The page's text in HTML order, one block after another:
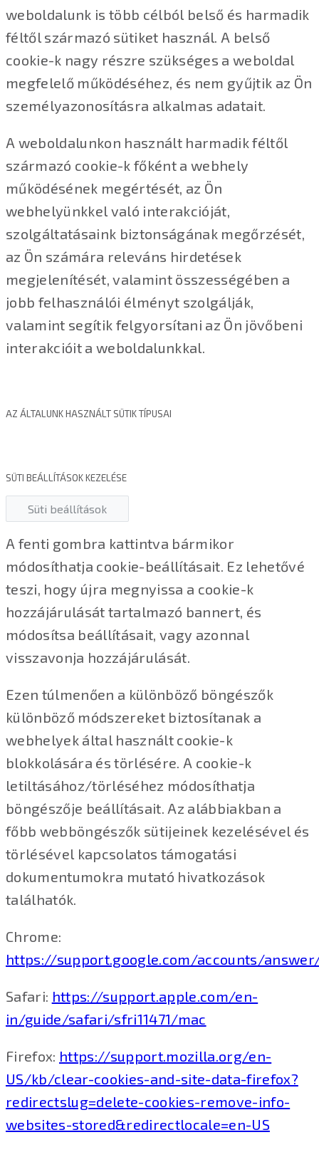
weboldalunk is több célból belső és harmadik
féltől származó sütiket használ. A belső
cookie-k nagy részre szükséges a weboldal
megfelelő működéséhez, és nem gyűjtik az Ön
személyazonosításra alkalmas adatait.
A weboldalunkon használt harmadik féltől
származó cookie-k főként a webhely
működésének megértését, az Ön
webhelyünkkel való interakcióját,
szolgáltatásaink biztonságának megőrzését,
az Ön számára releváns hirdetések
megjelenítését, valamint összességében a
jobb felhasználói élményt szolgálják,
valamint segítik felgyorsítani az Ön jövőbeni
interakcióit a weboldalunkkal.
AZ ÁLTALUNK HASZNÁLT SÜTIK TÍPUSAI
SÜTI BEÁLLÍTÁSOK KEZELÉSE
Süti beállítások
A fenti gombra kattintva bármikor
módosíthatja cookie-beállításait. Ez lehetővé
teszi, hogy újra megnyissa a cookie-k
hozzájárulását tartalmazó bannert, és
módosítsa beállításait, vagy azonnal
visszavonja hozzájárulását.
Ezen túlmenően a különböző böngészők
különböző módszereket biztosítanak a
webhelyek által használt cookie-k
blokkolására és törlésére. A cookie-k
letiltásához/törléséhez módosíthatja
böngészője beállításait. Az alábbiakban a
főbb webböngészők sütijeinek kezelésével és
törlésével kapcsolatos támogatási
dokumentumokra mutató hivatkozások
találhatók.
Chrome:
https://support.google.com/accounts/
Safari: https://support.apple.com/en-
in/guide/safari/sfri11471/mac
Firefox: https://support.mozilla.org/en-
US/kb/clear-cookies-and-site-data-firefox?
redirectslug=delete-cookies-remove-info-
websites-stored&redirectlocale=en-US